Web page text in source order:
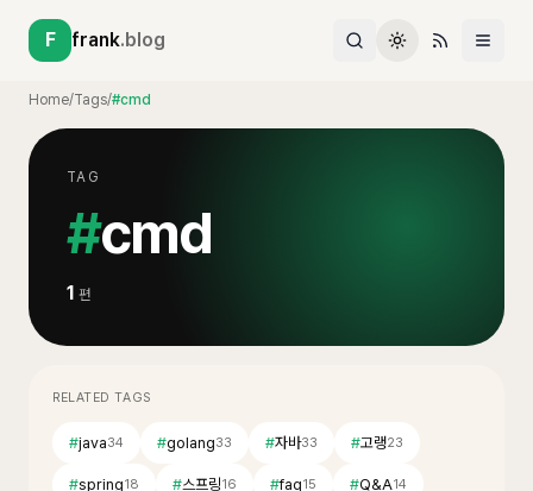
F frank.blog
Home/Tags/#cmd
TAG
#cmd
1 편
RELATED TAGS
#java34 #golang33 #자바33 #고랭23
#spring18 #스프링16 #faq15 #Q&A14